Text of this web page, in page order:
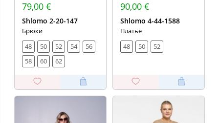
79,00 €
Shlomo 2-20-147
Брюки
48
50 52 54
56
58
60 62
90,00 €
Shlomo 4-44-1588
Платье
48
50 52